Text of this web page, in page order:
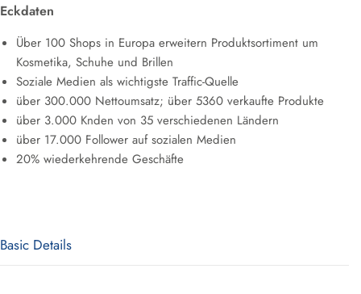
Eckdaten
Über 100 Shops in Europa erweitern Produktsortiment um
Kosmetika, Schuhe und Brillen
Soziale Medien als wichtigste Traffic-Quelle
über 300.000 Nettoumsatz; über 5360 verkaufte Produkte
über 3.000 Knden von 35 verschiedenen Ländern
über 17.000 Follower auf sozialen Medien
20% wiederkehrende Geschäfte
Basic Details